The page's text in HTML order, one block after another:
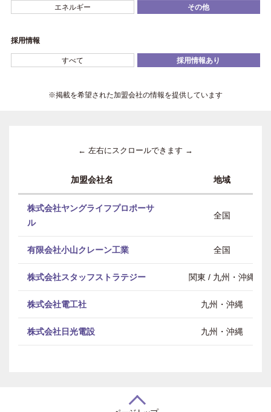
エネルギー その他
採用情報
すべて 採用情報あり
※掲載を希望された加盟会社の情報を提供しています
← 左右にスクロールできます →
加盟会社名 地域
株式会社ヤングライフプロポーサ
ル
全国
有限会社小山クレーン工業 全国
株式会社スタッフストラテジー 関東 / 九州・沖縄
株式会社電工社 九州・沖縄
株式会社日光電設 九州・沖縄